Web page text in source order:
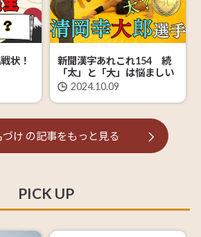
状！
新聞漢字あれこれ154 続
「太」と「大」は悩ましい
2024.10.09
づけ の記事をもっと見る
PICK UP